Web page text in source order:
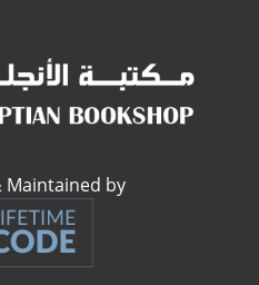
Maintained by